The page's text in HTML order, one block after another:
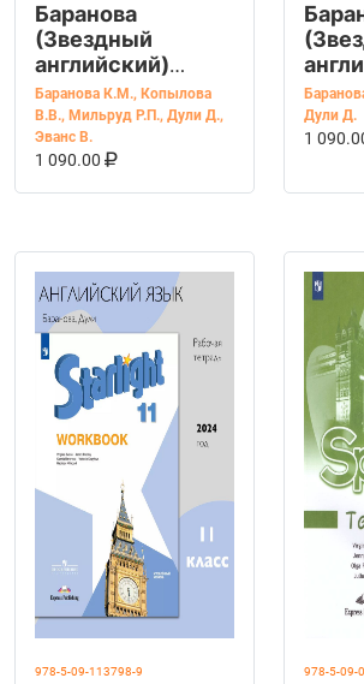
Баранова
(Звездный
английский)
Англ.язык для
начинающих.
Рабочая тетрадь
(Просв.)
Баранова К.М., Копылова
В.В., Мильруд Р.П., Дули Д.,
Эванс В.
1 090.00
В КОРЗИНУ
Дули Д.
1В
978-5-09-113798-9 978-5-09-